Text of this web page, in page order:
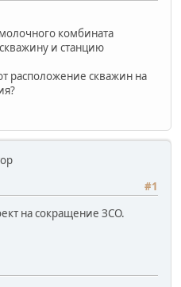
комбината
и станцию
расположение скважин на
#1
на сокращение ЗСО.